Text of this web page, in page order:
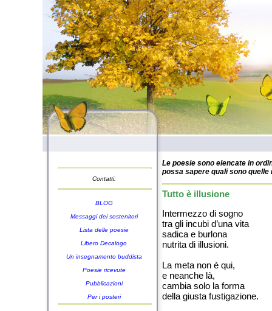
Contatti:
BLOG
Messaggi dei sostenitori
Lista delle poesie
Libero Decalogo
Un insegnamento buddista
Poesie ricevute
Pubblicazioni
Per i posteri
Le poesie sono elencate in
possa sapere quali sono
Tutto è illusione
Intermezzo di sogno
tra gli incubi d’una vita
sadica e burlona
nutrita di illusioni.
La meta non è qui,
e neanche là,
cambia solo la forma
della giusta fustigazione.